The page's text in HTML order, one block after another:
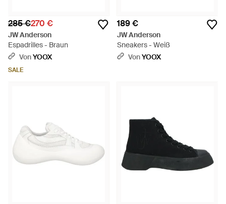
285 €270 €
JW Anderson
Espadrilles - Braun
VonYOOX
SALE
189 €
JW Anderson
Sneakers - Weiß
VonYOOX